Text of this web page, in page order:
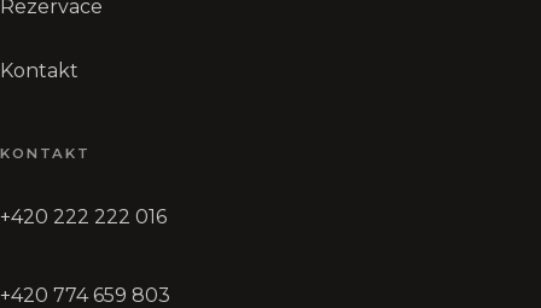
Rezervace
Kontakt
KONTAKT
+420 222 222 016
+420 774 659 803